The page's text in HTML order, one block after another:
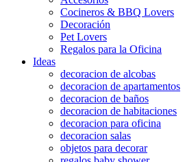
Cocineros & BBQ Lovers
Decoración
Pet Lovers
Regalos para la Oficina
Ideas
decoracion de alcobas
decoracion de apartamentos
decoracion de baños
decoracion de habitaciones
decoracion para oficina
decoracion salas
objetos para decorar